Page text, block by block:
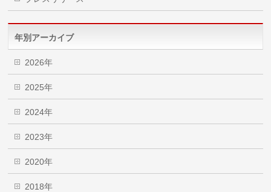
年別アーカイブ
2026年
2025年
2024年
2023年
2020年
2018年